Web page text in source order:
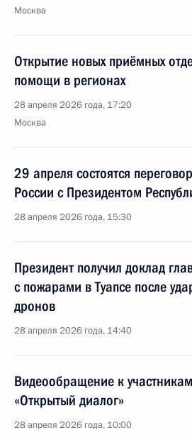
Москва
Открытие новых приёмных
помощи в регионах
28 апреля 2026 года, 17:20
Москва
29 апреля состоятся
России с Президентом
28 апреля 2026 года, 15:30
Президент получил доклад
с пожарами в Туапсе после
дронов
28 апреля 2026 года, 14:40
Видеообращение к
«Открытый диалог»
28 апреля 2026 года, 10:00